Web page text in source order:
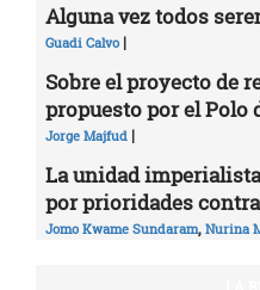
Alguna vez todos
Guadi Calvo |
Sobre el proyecto de
propuesto por el Polo
Jorge Majfud |
La unidad
por prioridades
Jomo Kwame Sundaram, Nurina